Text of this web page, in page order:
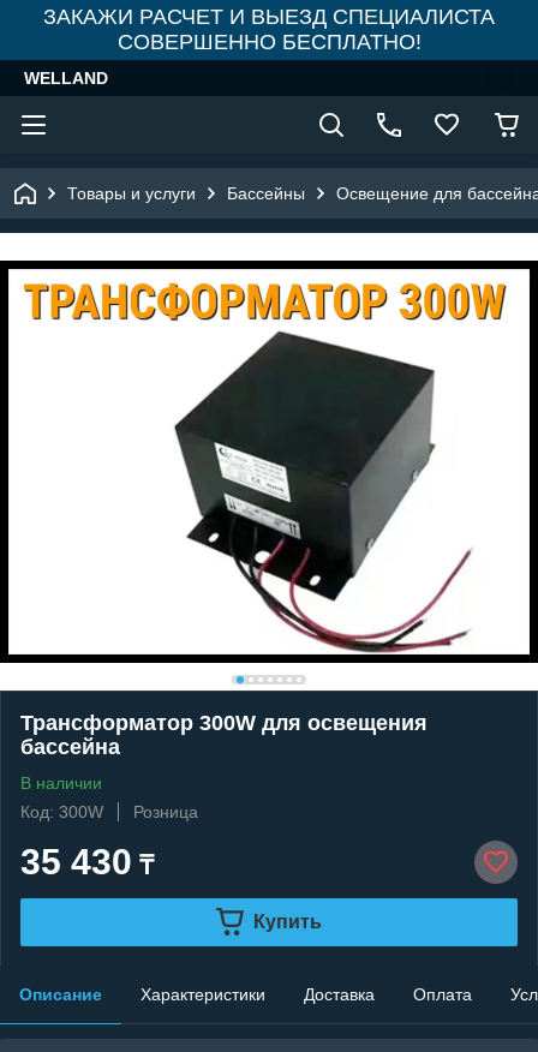
ЗАКАЖИ РАСЧЕТ И ВЫЕЗД СПЕЦИАЛИСТА
СОВЕРШЕННО БЕСПЛАТНО!
WELLAND
Товары и услуги Бассейны Освещение для
Трансформатор 300W для освещения
бассейна
В наличии
Код: 300W
Розница
35 430 ₸
Купить
Описание Характеристики Доставка Оплата